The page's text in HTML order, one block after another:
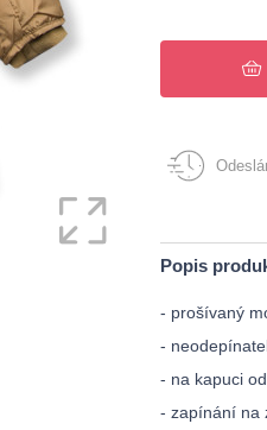
Popis
- prošívaný
-
- na kapuci
- zapínání na